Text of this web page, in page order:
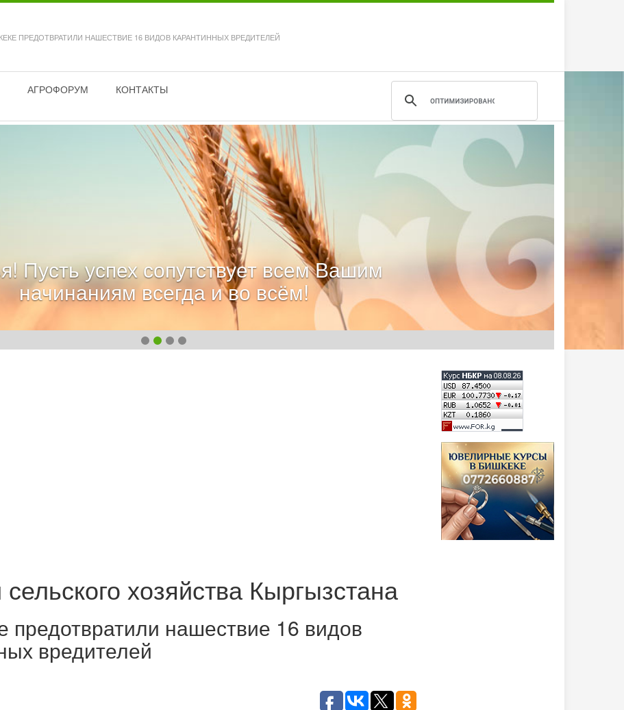
ПРЕДОТВРАТИЛИ НАШЕСТВИЕ 16 ВИДОВ КАРАНТИННЫХ ВРЕДИТЕЛЕЙ
АГРОФОРУМ КОНТАКТЫ
Пусть успех сопутствует всем Вашим
начинаниям всегда и во всём!
хозяйства Кыргызстана
предотвратили нашествие 16 видов
вредителей